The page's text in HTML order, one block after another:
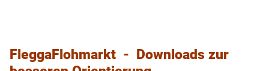
FleggaFlohmarkt - Downloads zur